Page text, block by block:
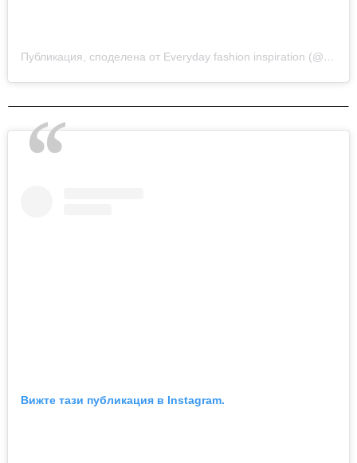
Публикация, споделена от Everyday fashion inspiration (@new.fashion.academy)
Вижте тази публикация в Instagram.